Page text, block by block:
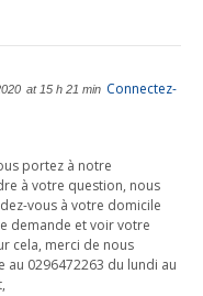
at 15 h 21 min Connectez-
portez à notre
à votre question, nous
vous à votre domicile
demande et voir votre
cela, merci de nous
0296472263 du lundi au